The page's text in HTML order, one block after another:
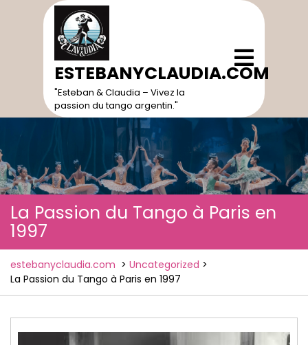
ESTEBANYCLAUDIA.COM
"Esteban & Claudia – Vivez la
passion du tango argentin."
Open
Menu
La Passion du Tango à Paris en
1997
estebanyclaudia.com > Uncategorized >
La Passion du Tango à Paris en 1997